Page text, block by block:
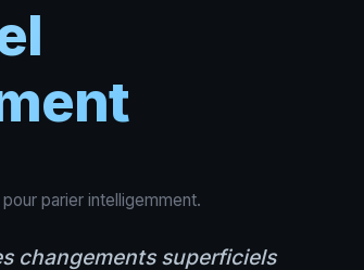
parier intelligemment.
changements superficiels